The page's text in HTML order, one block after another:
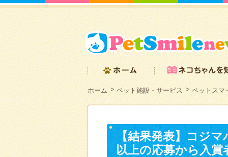
ホーム ペット施設・サービス ペットスマ
【結果発表】コジ
以上の応募から入